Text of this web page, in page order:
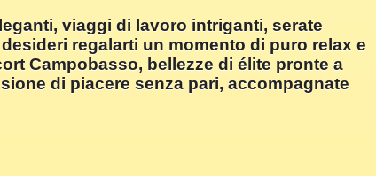
viaggi di lavoro intriganti, serate
regalarti un momento di puro relax e
Campobasso, bellezze di élite pronte a
di piacere senza pari, accompagnate